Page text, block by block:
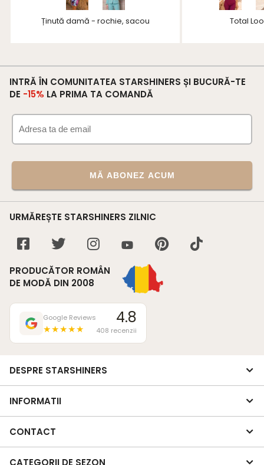
Ținută damă - rochie, sacou Total
INTRĂ ÎN COMUNITATEA STARSHINERS ȘI BUCURĂ-TE
DE -15% LA PRIMA TA COMANDĂ
MĂ ABONEZ ACUM
URMĂREȘTE STARSHINERS ZILNIC
PRODUCĂTOR ROMÂN
DE MODĂ DIN 2008
Google Reviews
★★★★★
4.8
408 recenzii
DESPRE STARSHINERS
INFORMATII
CONTACT
CATEGORII DE SEZON